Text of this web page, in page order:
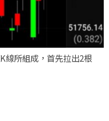
線所組成，首先拉出2根